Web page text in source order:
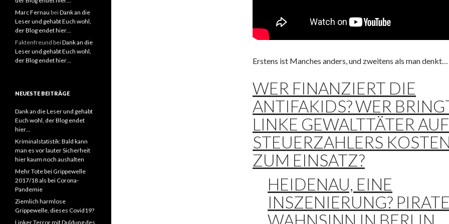
Erstens ist Manches anders, und zweitens als man denkt…
WER FINANZIERT DIE
ANTIFAKIDS? WER
LINKE GEWALTTÄTER AUF
STEUERZAHLERS KOSTEN
ZUM EINSATZ?
HEIDENAU, EINE
INSZENIERUNG?
WAHNSINN IN BERLIN
Marc Fernau beiDank an die
Leser und gehabt Euch wohl,
der Blog endet hier…
Faktenfreund beiDank an die
Leser und gehabt Euch wohl,
der Blog endet hier…
NEUESTE BEITRÄGE
Dank an die Leser und gehabt
Euch wohl, der Blog endet
hier…
Kriminalstatistik: Bald kann
man es vor lauter Sicherheit
hier kaum noch aushalten
Mehr Tote bei Grippewelle
2017/18 als bei Corona-
Pandemie
Ziemlich harmlose
Grippewelle, dieses Covid19?
Linker Terror mit Duldung des